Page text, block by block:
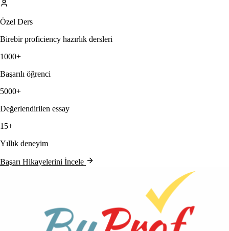
Özel Ders
Birebir proficiency hazırlık dersleri
1000+
Başarılı öğrenci
5000+
Değerlendirilen essay
15+
Yıllık deneyim
Başarı Hikayelerini İncele